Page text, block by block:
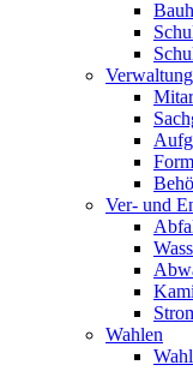
Verwaltung
Ver- und
Wahlen